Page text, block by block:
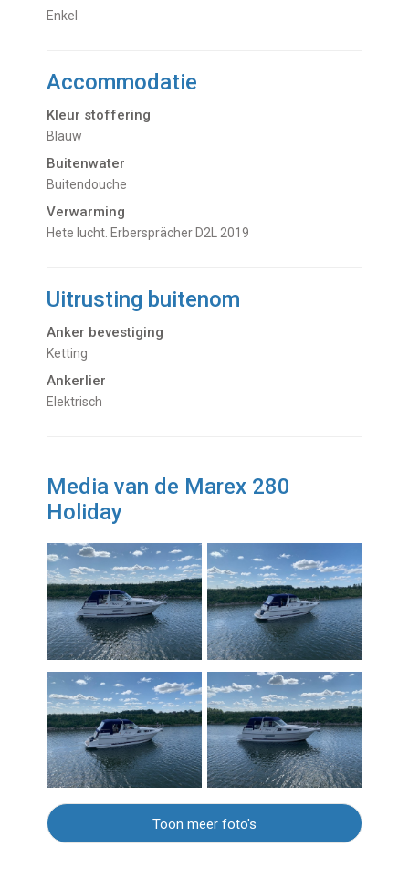
Enkel
Accommodatie
Kleur stoffering
Blauw
Buitenwater
buitendouche
Verwarming
hete lucht. Erbersprächer D2L 2019
Uitrusting buitenom
Anker bevestiging
Ketting
Ankerlier
Elektrisch
Media van de Marex 280
Holiday
Toon meer foto's